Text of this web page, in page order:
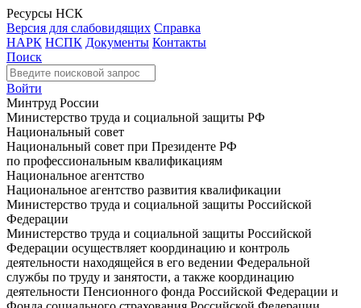
Ресурсы НСК
Версия для слабовидящих Справка
НАРК НСПК Документы Контакты
Поиск
Войти
Минтруд России
Министерство труда и социальной защиты РФ
Национальный совет
Национальный совет при Президенте РФ
по профессиональным квалификациям
Национальное агентство
Национальное агентство развития квалификации
Министерство труда и социальной защиты Российской
Федерации
Министерство труда и социальной защиты Российской
Федерации осуществляет координацию и контроль
деятельности находящейся в его ведении Федеральной
службы по труду и занятости, а также координацию
деятельности Пенсионного фонда Российской Федерации и